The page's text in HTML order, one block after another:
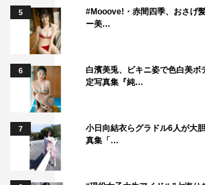
5
#Mooove!・赤間四季、おさげ
ー美…
6
白濱美兎、ビキニ姿で色白美
定写真集『純…
7
小日向結衣らグラドル6人が大
真集「…